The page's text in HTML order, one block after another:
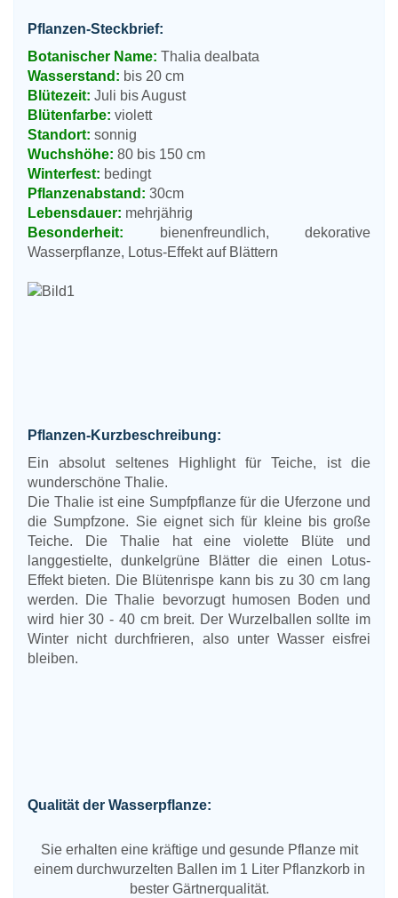
Pflanzen-Steckbrief:
Botanischer Name: Thalia dealbata
Wasserstand: bis 20 cm
Blütezeit: Juli bis August
Blütenfarbe: violett
Standort: sonnig
Wuchshöhe: 80 bis 150 cm
Winterfest: bedingt
Pflanzenabstand: 30cm
Lebensdauer: mehrjährig
Besonderheit: bienenfreundlich, dekorative
Wasserpflanze, Lotus-Effekt auf Blättern
Pflanzen-Kurzbeschreibung:
Ein absolut seltenes Highlight für Teiche, ist die
wunderschöne Thalie.
Die Thalie ist eine Sumpfpflanze für die Uferzone und
die Sumpfzone. Sie eignet sich für kleine bis große
Teiche. Die Thalie hat eine violette Blüte und
langgestielte, dunkelgrüne Blätter die einen Lotus-
Effekt bieten. Die Blütenrispe kann bis zu 30 cm lang
werden. Die Thalie bevorzugt humosen Boden und
wird hier 30 - 40 cm breit. Der Wurzelballen sollte im
Winter nicht durchfrieren, also unter Wasser eisfrei
bleiben.
Qualität der Wasserpflanze:
Sie erhalten eine kräftige und gesunde Pflanze mit
einem durchwurzelten Ballen im 1 Liter Pflanzkorb in
bester Gärtnerqualität.